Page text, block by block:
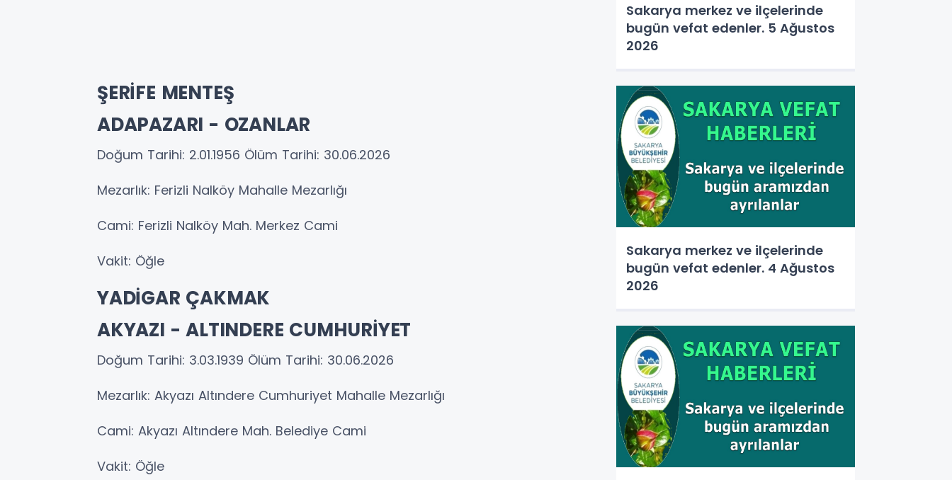
ŞERİFE MENTEŞ
ADAPAZARI - OZANLAR
Doğum Tarihi: 2.01.1956 Ölüm Tarihi: 30.06.2026
Mezarlık: Ferizli Nalköy Mahalle Mezarlığı
Cami: Ferizli Nalköy Mah. Merkez Cami
Vakit: Öğle
YADİGAR ÇAKMAK
AKYAZI - ALTINDERE CUMHURİYET
Doğum Tarihi: 3.03.1939 Ölüm Tarihi: 30.06.2026
Mezarlık: Akyazı Altındere Cumhuriyet Mahalle Mezarlığı
Cami: Akyazı Altındere Mah. Belediye Cami
Vakit: Öğle
Sakarya merkez ve ilçelerinde
bugün vefat edenler. 5 Ağustos
2026
Sakarya merkez ve ilçelerinde
bugün vefat edenler. 4 Ağustos
2026